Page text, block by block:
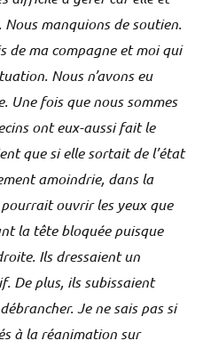
manquions de soutien.
de ma compagne et moi qui
Nous n’avons eu
Une fois que nous sommes
ont eux-aussi fait le
que si elle sortait de l’état
amoindrie, dans la
ouvrir les yeux que
la tête bloquée puisque
Ils dressaient un
De plus, ils subissaient
Je ne sais pas si
à la réanimation sur